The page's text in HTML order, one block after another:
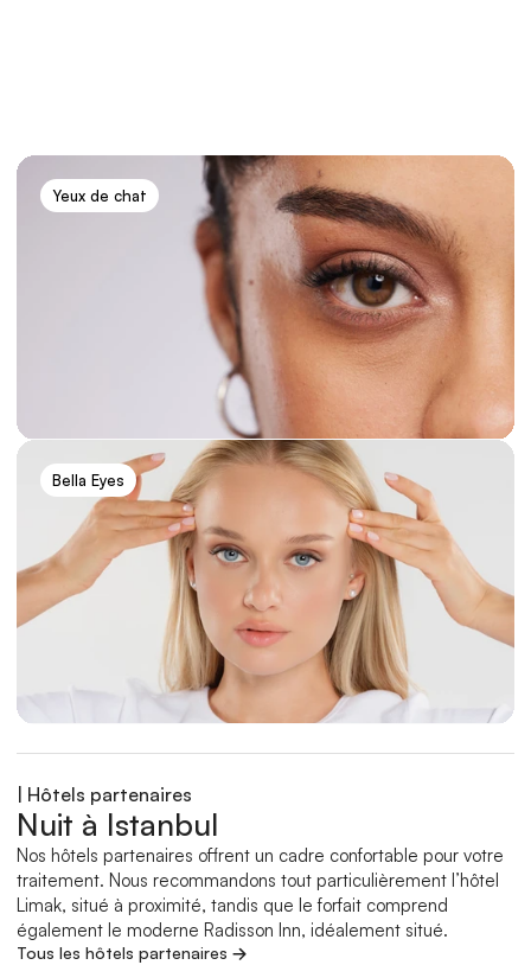
Yeux de chat
4 Emplacements
Nous avons des sites en Turquie, en
Allemagne, en France et au
Bella Eyes
<5 000
Nous avons déjà accompagné des
milliers de patients vers un
rajeunissement par lifting du visage.
| Hôtels partenaires
Nuit à Istanbul
Nos hôtels partenaires offrent un cadre confortable pour votre
traitement. Nous recommandons tout particulièrement l’hôtel
Limak, situé à proximité, tandis que le forfait comprend
également le moderne Radisson Inn, idéalement situé.
Tous les hôtels partenaires